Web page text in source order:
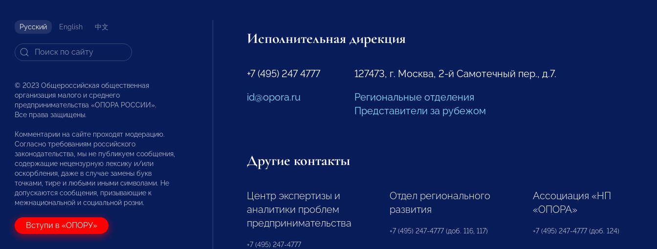
Русский English 中文
© 2023 Общероссийская общественная
организация малого и среднего
предпринимательства «ОПОРА РОССИИ».
Все права защищены.
Комментарии на сайте проходят модерацию.
Согласно требованиям российского
законодательства, мы не публикуем сообщения,
содержащие нецензурную лексику и/или
оскорбления, даже в случае замены букв
точками, тире и любыми иными символами. Не
допускаются сообщения, призывающие к
межнациональной и социальной розни.
Вступи в «ОПОРУ»
Исполнительная дирекция
+7 (495) 247 4777
id@opora.ru
127473, г. Москва, 2-й Самотечный пер., д.7.
Региональные отделения
Представители за рубежом
Другие контакты
Центр экспертизы и
аналитики проблем
предпринимательства
+7 (495) 247-4777
Отдел регионального
развития
+7 (495) 247-4777 (доб. 116, 117)
Ассоциация «НП
«ОПОРА»
+7 (495) 247-4777 (доб. 124)